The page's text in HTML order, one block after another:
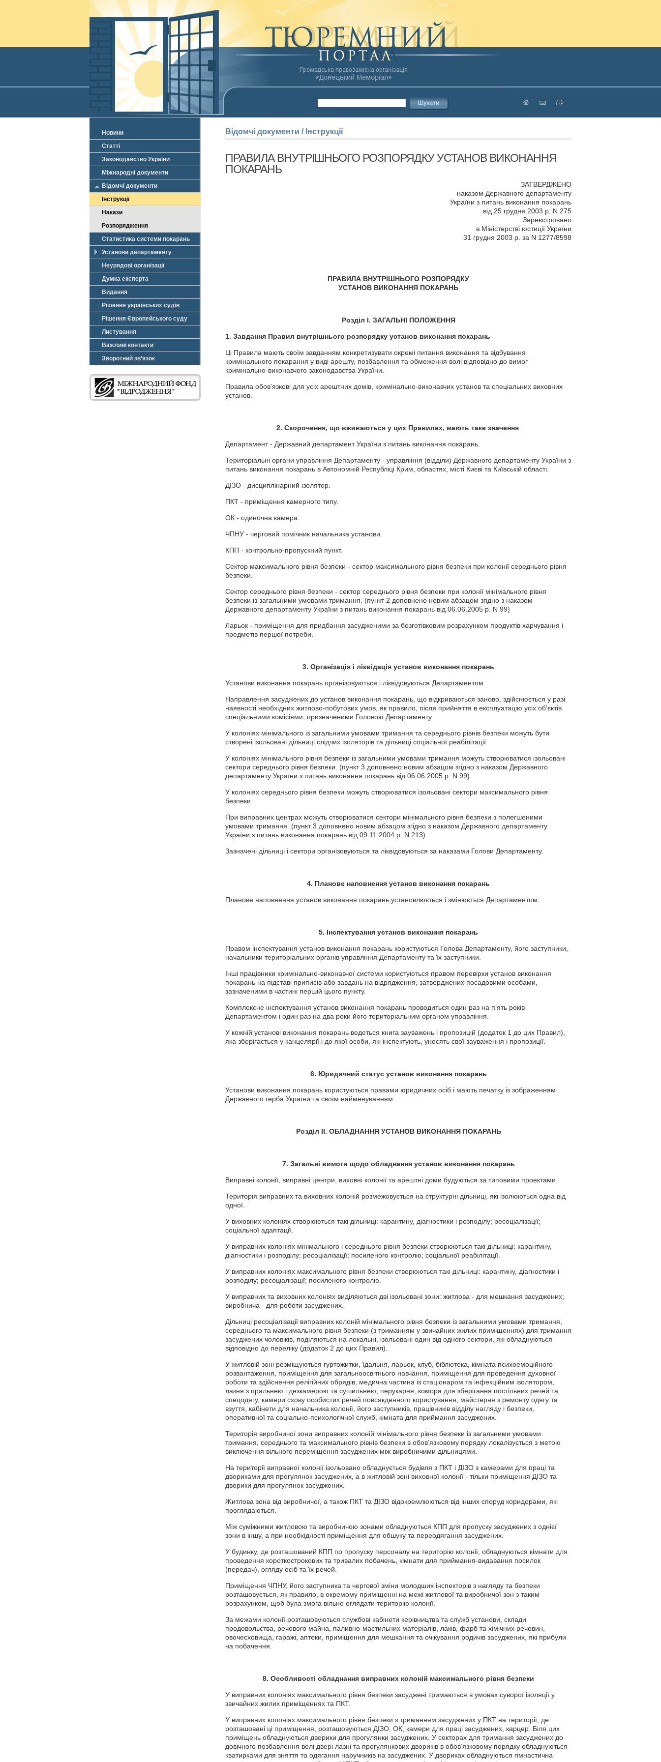
Новини
Статті
Законодавство України
Міжнародні документи
Відомчі документи
Інструкції
Накази
Розпорядження
Статистика системи покарань
Установи департаменту
Неурядові організації
Думка експерта
Видання
Рішення українських судів
Рішення Європейського суду
Листування
Важливі контакти
Зворотний зв’язок
Відомчі документи / Інструкції
ПРАВИЛА ВНУТРІШНЬОГО РОЗПОРЯДКУ УСТАНОВ ВИКОНАННЯ
ПОКАРАНЬ
ЗАТВЕРДЖЕНО
наказом Державного департаменту
України з питань виконання покарань
від 25 грудня 2003 р. N 275
Зареєстровано
в Міністерстві юстиції України
31 грудня 2003 р. за N 1277/8598
ПРАВИЛА ВНУТРІШНЬОГО РОЗПОРЯДКУ
УСТАНОВ ВИКОНАННЯ ПОКАРАНЬ
Розділ I. ЗАГАЛЬНІ ПОЛОЖЕННЯ
1. Завдання Правил внутрішнього розпорядку установ виконання покарань
Ці Правила мають своїм завданням конкретизувати окремі питання виконання та відбування
кримінального покарання у виді арешту, позбавлення та обмеження волі відповідно до вимог
кримінально-виконавчого законодавства України.
Правила обов’язкові для усіх арештних домів, кримінально-виконавчих установ та спеціальних виховних
установ.
2. Скорочення, що вживаються у цих Правилах, мають таке значення:
Департамент - Державний департамент України з питань виконання покарань.
Територіальні органи управління Департаменту - управління (відділи) Державного департаменту України з
питань виконання покарань в Автономній Республіці Крим, областях, місті Києві та Київській області.
ДІЗО - дисциплінарний ізолятор.
ПКТ - приміщення камерного типу.
ОК - одиночна камера.
ЧПНУ - черговий помічник начальника установи.
КПП - контрольно-пропускний пункт.
Сектор максимального рівня безпеки - сектор максимального рівня безпеки при колонії середнього рівня
безпеки.
Сектор середнього рівня безпеки - сектор середнього рівня безпеки при колонії мінімального рівня
безпеки із загальними умовами тримання. (пункт 2 доповнено новим абзацом згідно з наказом
Державного департаменту України з питань виконання покарань від 06.06.2005 р. N 99)
Ларьок - приміщення для придбання засудженими за безготівковим розрахунком продуктів харчування і
предметів першої потреби.
3. Організація і ліквідація установ виконання покарань
Установи виконання покарань організовуються і ліквідовуються Департаментом.
Направлення засуджених до установ виконання покарань, що відкриваються заново, здійснюється у разі
наявності необхідних житлово-побутових умов, як правило, після прийняття в експлуатацію усіх об’єктів
спеціальними комісіями, призначеними Головою Департаменту.
У колоніях мінімального із загальними умовами тримання та середнього рівнів безпеки можуть бути
створені ізольовані дільниці слідчих ізоляторів та дільниці соціальної реабілітації.
У колоніях мінімального рівня безпеки із загальними умовами тримання можуть створюватися ізольовані
сектори середнього рівня безпеки. (пункт 3 доповнено новим абзацом згідно з наказом Державного
департаменту України з питань виконання покарань від 06.06.2005 р. N 99)
У колоніях середнього рівня безпеки можуть створюватися ізольовані сектори максимального рівня
безпеки.
При виправних центрах можуть створюватися сектори мінімального рівня безпеки з полегшеними
умовами тримання. (пункт 3 доповнено новим абзацом згідно з наказом Державного департаменту
України з питань виконання покарань від 09.11.2004 р. N 213)
Зазначені дільниці і сектори організовуються та ліквідовуються за наказами Голови Департаменту.
4. Планове наповнення установ виконання покарань
Планове наповнення установ виконання покарань установлюється і змінюється Департаментом.
5. Інспектування установ виконання покарань
Правом інспектування установ виконання покарань користуються Голова Департаменту, його заступники,
начальники територіальних органів управління Департаменту та їх заступники.
Інші працівники кримінально-виконавчої системи користуються правом перевірки установ виконання
покарань на підставі приписів або завдань на відрядження, затверджених посадовими особами,
зазначеними в частині першій цього пункту.
Комплексне інспектування установ виконання покарань проводиться один раз на п’ять років
Департаментом і один раз на два роки його територіальним органом управління.
У кожній установі виконання покарань ведеться книга зауважень і пропозицій (додаток 1 до цих Правил),
яка зберігається у канцелярії і до якої особи, які інспектують, уносять свої зауваження і пропозиції.
6. Юридичний статус установ виконання покарань
Установи виконання покарань користуються правами юридичних осіб і мають печатку із зображенням
Державного герба України та своїм найменуванням.
Розділ II. ОБЛАДНАННЯ УСТАНОВ ВИКОНАННЯ ПОКАРАНЬ
7. Загальні вимоги щодо обладнання установ виконання покарань
Виправні колонії, виправні центри, виховні колонії та арештні доми будуються за типовими проектами.
Територія виправних та виховних колоній розмежовується на структурні дільниці, які ізолюються одна від
одної.
У виховних колоніях створюються такі дільниці: карантину, діагностики і розподілу; ресоціалізації;
соціальної адаптації.
У виправних колоніях мінімального і середнього рівня безпеки створюються такі дільниці: карантину,
діагностики і розподілу; ресоціалізації; посиленого контролю; соціальної реабілітації.
У виправних колоніях максимального рівня безпеки створюються такі дільниці: карантину, діагностики і
розподілу; ресоціалізації; посиленого контролю.
У виправних та виховних колоніях виділяються дві ізольовані зони: житлова - для мешкання засуджених;
виробнича - для роботи засуджених.
Дільниці ресоціалізації виправних колоній мінімального рівня безпеки із загальними умовами тримання,
середнього та максимального рівня безпеки (з триманням у звичайних жилих приміщеннях) для тримання
засуджених чоловіків, поділяються на локальні, ізольовані один від одного сектори, які обладнуються
відповідно до переліку (додаток 2 до цих Правил).
У житловій зоні розміщуються гуртожитки, їдальня, ларьок, клуб, бібліотека, кімната психоемоційного
розвантаження, приміщення для загальноосвітнього навчання, приміщення для проведення духовної
роботи та здійснення релігійних обрядів, медична частина із стаціонаром та інфекційним ізолятором,
лазня з пральнею і дезкамерою та сушильнею, перукарня, комора для зберігання постільних речей та
спецодягу, камери схову особистих речей повсякденного користування, майстерня з ремонту одягу та
взуття, кабінети для начальника колонії, його заступників, працівників відділу нагляду і безпеки,
оперативної та соціально-психологічної служб, кімната для приймання засуджених.
Територія виробничої зони виправних колоній мінімального рівня безпеки із загальними умовами
тримання, середнього та максимального рівнів безпеки в обов’язковому порядку локалізується з метою
виключення вільного переміщення засуджених між виробничими дільницями.
На території виправної колонії ізольовано обладнується будівля з ПКТ і ДІЗО з камерами для праці та
двориками для прогулянок засуджених, а в житловій зоні виховної колонії - тільки приміщення ДІЗО та
дворики для прогулянок засуджених.
Житлова зона від виробничої, а також ПКТ та ДІЗО відокремлюються від інших споруд коридорами, які
проглядаються.
Між суміжними житловою та виробничою зонами обладнуються КПП для пропуску засуджених з однієї
зони в іншу, а при необхідності приміщення для обшуку та переодягання засуджених.
У будинку, де розташований КПП по пропуску персоналу на територію колонії, обладнуються кімнати для
проведення короткострокових та тривалих побачень, кімнати для приймання-видавання посилок
(передач), огляду осіб та їх речей.
Приміщення ЧПНУ, його заступника та чергової зміни молодших інспекторів з нагляду та безпеки
розташовується, як правило, в окремому приміщенні на межі житлової та виробничої зон з таким
розрахунком, щоб була змога вільно оглядати територію колонії.
За межами колонії розташовуються службові кабінети керівництва та служб установи, склади
продовольства, речового майна, паливно-мастильних матеріалів, лаків, фарб та хімічних речовин,
овочесховища, гаражі, аптеки, приміщення для мешкання та очікування родичів засуджених, які прибули
на побачення.
8. Особливості обладнання виправних колоній максимального рівня безпеки
У виправних колоніях максимального рівня безпеки засуджені тримаються в умовах суворої ізоляції у
звичайних жилих приміщеннях та ПКТ.
У виправних колоніях максимального рівня безпеки з триманням засуджених у ПКТ на території, де
розташовані ці приміщення, розташовуються ДІЗО, ОК, камери для праці засуджених, карцер. Біля цих
приміщень обладнуються дворики для прогулянки засуджених. У секторах для тримання засуджених до
довічного позбавлення волі двері лазні та прогулянкових двориків в обов’язковому порядку обладнуються
кватирками для зняття та одягання наручників на засуджених. У двориках обладнуються гімнастична